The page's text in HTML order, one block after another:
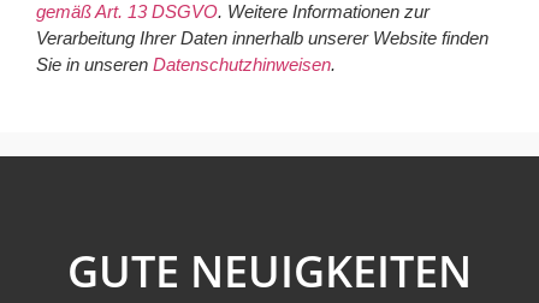
gemäß Art. 13 DSGVO. Weitere Informationen zur
Verarbeitung Ihrer Daten innerhalb unserer Website finden
Sie in unseren Datenschutzhinweisen.
GUTE NEUIGKEITEN